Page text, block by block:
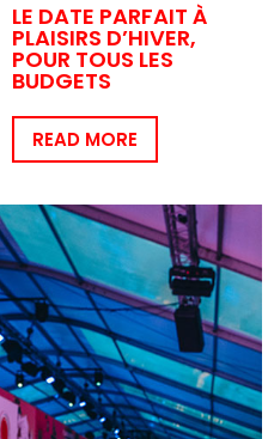
LE DATE PARFAIT À
PLAISIRS D’HIVER,
POUR TOUS LES
BUDGETS
READ MORE